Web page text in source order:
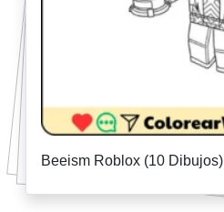
Beeism Roblox (10 Dibujos)